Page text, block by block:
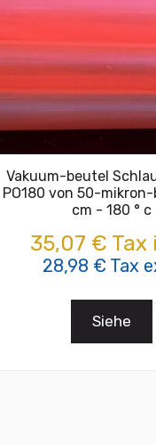
Vakuum-beutel
PO180 von 50-
cm - 180 ° c
35,07 € Tax
28,98 € Tax
Siehe